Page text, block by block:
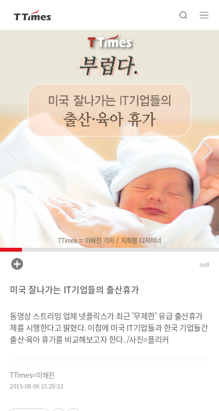
null
미국 잘나가는 IT기업들의 출산휴가
동영상 스트리밍 업체 넷플릭스가 최근 '무제한' 유급 출산휴가
제를 시행한다고 밝혔다. 이참에 미국 IT기업들과 한국 기업들간
출산·육아 휴가를 비교해보고자 한다. /사진=플리커
TTimes=이해진
2015-08-06 15:29:32